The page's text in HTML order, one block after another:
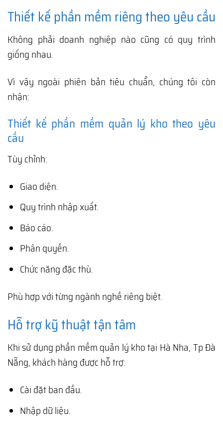
Thiết kế phần mềm riêng theo yêu cầu
Không phải doanh nghiệp nào cũng có quy trình
giống nhau.
Vì vậy ngoài phiên bản tiêu chuẩn, chúng tôi còn
nhận:
Thiết kế phần mềm quản lý kho theo yêu
cầu
Tùy chỉnh:
Giao diện.
Quy trình nhập xuất.
Báo cáo.
Phân quyền.
Chức năng đặc thù.
Phù hợp với từng ngành nghề riêng biệt.
Hỗ trợ kỹ thuật tận tâm
Khi sử dụng phần mềm quản lý kho tại Hà Nha, Tp Đà
Nẵng, khách hàng được hỗ trợ:
Cài đặt ban đầu.
Nhập dữ liệu.